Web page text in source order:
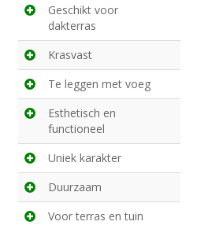
Geschikt voor
dakterras
Krasvast
Te leggen met voeg
Esthetisch en
functioneel
Uniek karakter
Duurzaam
Voor terras en tuin